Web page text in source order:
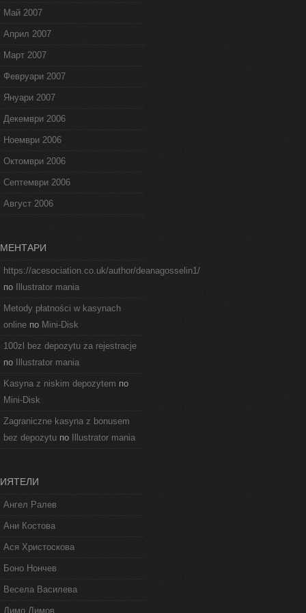
Май 2007
Април 2007
Март 2007
Февруари 2007
Януари 2007
Декември 2006
Ноември 2006
Октомври 2006
Септември 2006
Август 2006
https://acesociation.co.uk/author/deanagosselin1/
по
Illustrator mania
Metody płatności w kasynach
online по Mini-Disk
100zl bez depozytu za rejestracje
по
Illustrator mania
Kasyna z niskim depozytem по
Mini-Disk
Zagraniczne kasyna z bonusem
bez depozytu по Illustrator mania
Ангел Ралев
Ани Костова
Ася Христоскова
Боно Нончев
Весела Василева
Димо Димов